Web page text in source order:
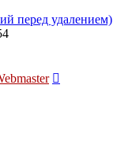
перед удалением)